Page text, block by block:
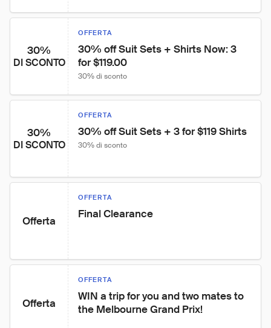
30%
DI SCONTO
OFFERTA
30% off Suit Sets + Shirts Now: 3
for $119.00
30% di sconto
30%
DI SCONTO
OFFERTA
30% off Suit Sets + 3 for $119 Shirts
30% di sconto
Offerta
OFFERTA
Final Clearance
Offerta
OFFERTA
WIN a trip for you and two mates to
the Melbourne Grand Prix!